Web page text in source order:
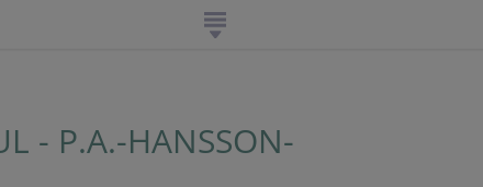
- P.A.-HANSSON-